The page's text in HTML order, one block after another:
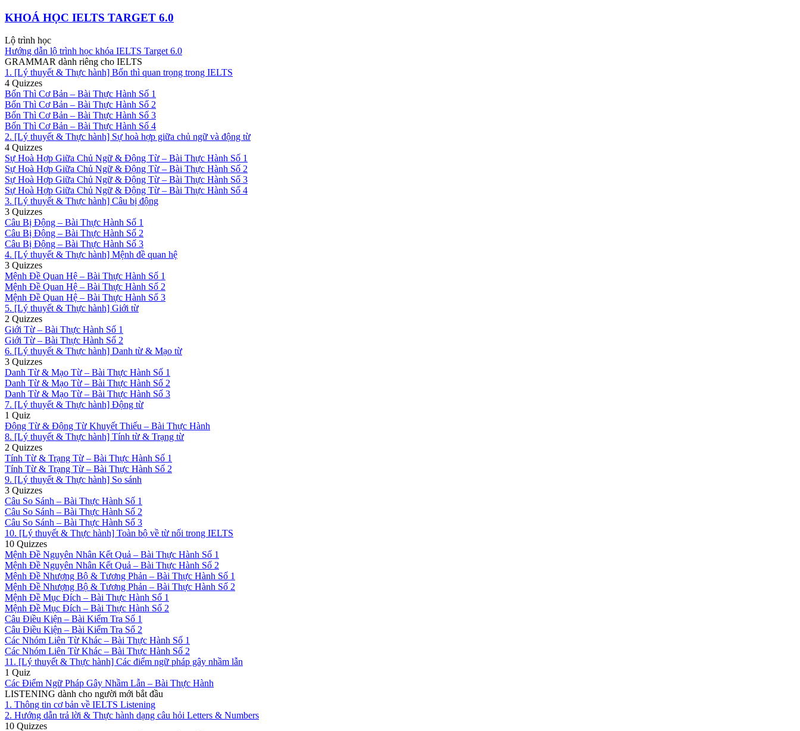
KHOÁ HỌC IELTS TARGET 6.0
Lộ trình học
Hướng dẫn lộ trình học khóa IELTS Target 6.0
GRAMMAR dành riêng cho IELTS
1. [Lý thuyết & Thực hành] Bốn thì quan trọng trong IELTS
4 Quizzes
Bốn Thì Cơ Bản – Bài Thực Hành Số 1
Bốn Thì Cơ Bản – Bài Thực Hành Số 2
Bốn Thì Cơ Bản – Bài Thực Hành Số 3
Bốn Thì Cơ Bản – Bài Thực Hành Số 4
2. [Lý thuyết & Thực hành] Sự hoà hợp giữa chủ ngữ và động từ
4 Quizzes
Sự Hoà Hợp Giữa Chủ Ngữ & Động Từ – Bài Thực Hành Số 1
Sự Hoà Hợp Giữa Chủ Ngữ & Động Từ – Bài Thực Hành Số 2
Sự Hoà Hợp Giữa Chủ Ngữ & Động Từ – Bài Thực Hành Số 3
Sự Hoà Hợp Giữa Chủ Ngữ & Động Từ – Bài Thực Hành Số 4
3. [Lý thuyết & Thực hành] Câu bị động
3 Quizzes
Câu Bị Động – Bài Thực Hành Số 1
Câu Bị Động – Bài Thực Hành Số 2
Câu Bị Động – Bài Thực Hành Số 3
4. [Lý thuyết & Thực hành] Mệnh đề quan hệ
3 Quizzes
Mệnh Đề Quan Hệ – Bài Thực Hành Số 1
Mệnh Đề Quan Hệ – Bài Thực Hành Số 2
Mệnh Đề Quan Hệ – Bài Thực Hành Số 3
5. [Lý thuyết & Thực hành] Giới từ
2 Quizzes
Giới Từ – Bài Thực Hành Số 1
Giới Từ – Bài Thực Hành Số 2
6. [Lý thuyết & Thực hành] Danh từ & Mạo từ
3 Quizzes
Danh Từ & Mạo Từ – Bài Thực Hành Số 1
Danh Từ & Mạo Từ – Bài Thực Hành Số 2
Danh Từ & Mạo Từ – Bài Thực Hành Số 3
7. [Lý thuyết & Thực hành] Động từ
1 Quiz
Động Từ & Động Từ Khuyết Thiếu – Bài Thực Hành
8. [Lý thuyết & Thực hành] Tính từ & Trạng từ
2 Quizzes
Tính Từ & Trạng Từ – Bài Thực Hành Số 1
Tính Từ & Trạng Từ – Bài Thực Hành Số 2
9. [Lý thuyết & Thực hành] So sánh
3 Quizzes
Câu So Sánh – Bài Thực Hành Số 1
Câu So Sánh – Bài Thực Hành Số 2
Câu So Sánh – Bài Thực Hành Số 3
10. [Lý thuyết & Thực hành] Toàn bộ về từ nối trong IELTS
10 Quizzes
Mệnh Đề Nguyên Nhân Kết Quả – Bài Thực Hành Số 1
Mệnh Đề Nguyên Nhân Kết Quả – Bài Thực Hành Số 2
Mệnh Đề Nhượng Bộ & Tương Phản – Bài Thực Hành Số 1
Mệnh Đề Nhượng Bộ & Tương Phản – Bài Thực Hành Số 2
Mệnh Đề Mục Đích – Bài Thực Hành Số 1
Mệnh Đề Mục Đích – Bài Thực Hành Số 2
Câu Điều Kiện – Bài Kiểm Tra Số 1
Câu Điều Kiện – Bài Kiểm Tra Số 2
Các Nhóm Liên Từ Khác – Bài Thực Hành Số 1
Các Nhóm Liên Từ Khác – Bài Thực Hành Số 2
11. [Lý thuyết & Thực hành] Các điểm ngữ pháp gây nhầm lẫn
1 Quiz
Các Điểm Ngữ Pháp Gây Nhầm Lẫn – Bài Thực Hành
LISTENING dành cho người mới bắt đầu
1. Thông tin cơ bản về IELTS Listening
2. Hướng dẫn trả lời & Thực hành dạng câu hỏi Letters & Numbers
10 Quizzes